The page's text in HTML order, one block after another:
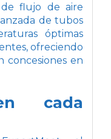
de flujo de aire
de tubos
óptimas
ofreciendo
concesiones en
cada